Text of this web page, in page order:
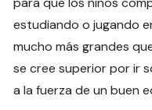
estudiando o jugando
mucho más grandes
se cree superior por ir
a la fuerza de un buen